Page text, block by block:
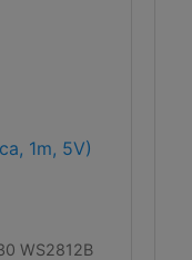
1m, 5V)
WS2812B